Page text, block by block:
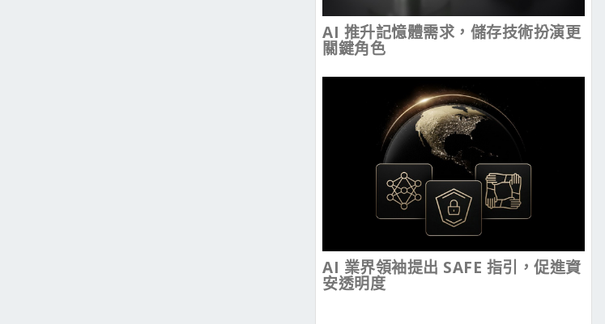
AI 推升記憶體需求，儲存技術扮演更
關鍵角色
AI 業界領袖提出 SAFE 指引，促進資
安透明度